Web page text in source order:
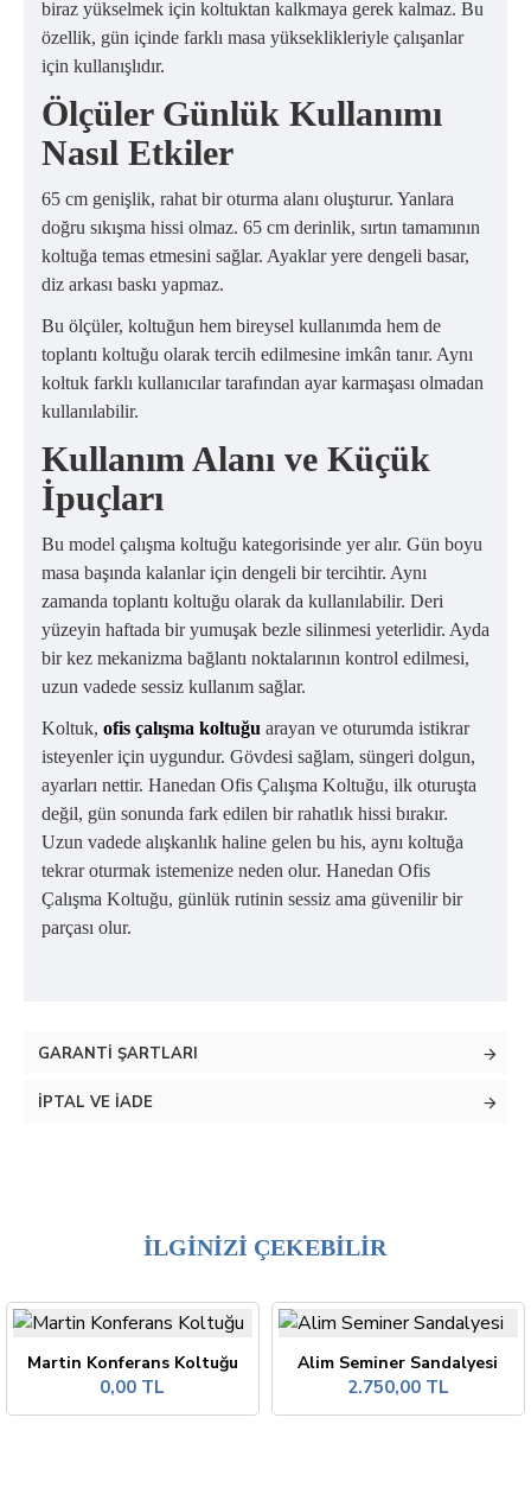
biraz yükselmek için koltuktan kalkmaya gerek kalmaz. Bu
özellik, gün içinde farklı masa yükseklikleriyle çalışanlar
için kullanışlıdır.
Ölçüler Günlük Kullanımı
Nasıl Etkiler
65 cm genişlik, rahat bir oturma alanı oluşturur. Yanlara
doğru sıkışma hissi olmaz. 65 cm derinlik, sırtın tamamının
koltuğa temas etmesini sağlar. Ayaklar yere dengeli basar,
diz arkası baskı yapmaz.
Bu ölçüler, koltuğun hem bireysel kullanımda hem de
toplantı koltuğu olarak tercih edilmesine imkân tanır. Aynı
koltuk farklı kullanıcılar tarafından ayar karmaşası olmadan
kullanılabilir.
Kullanım Alanı ve Küçük
İpuçları
Bu model çalışma koltuğu kategorisinde yer alır. Gün boyu
masa başında kalanlar için dengeli bir tercihtir. Aynı
zamanda toplantı koltuğu olarak da kullanılabilir. Deri
yüzeyin haftada bir yumuşak bezle silinmesi yeterlidir. Ayda
bir kez mekanizma bağlantı noktalarının kontrol edilmesi,
uzun vadede sessiz kullanım sağlar.
Koltuk, ofis çalışma koltuğu arayan ve oturumda istikrar
isteyenler için uygundur. Gövdesi sağlam, süngeri dolgun,
ayarları nettir. Hanedan Ofis Çalışma Koltuğu, ilk oturuşta
değil, gün sonunda fark edilen bir rahatlık hissi bırakır.
Uzun vadede alışkanlık haline gelen bu his, aynı koltuğa
tekrar oturmak istemenize neden olur. Hanedan Ofis
Çalışma Koltuğu, günlük rutinin sessiz ama güvenilir bir
parçası olur.
GARANTI ŞARTLARI
İPTAL VE İADE
İLGİNİZİ ÇEKEBİLİR
Martin Konferans Koltuğu
0,00 TL
Alim Seminer Sandalyesi
2.750,00 TL